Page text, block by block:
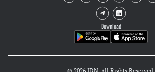
Download
© 2026 IDN. All Rights Reserved.